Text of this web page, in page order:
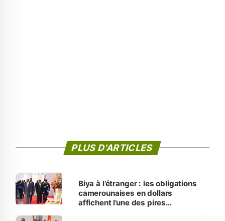
PLUS D'ARTICLES
Biya à l’étranger : les obligations
camerounaises en dollars
affichent l’une des pires